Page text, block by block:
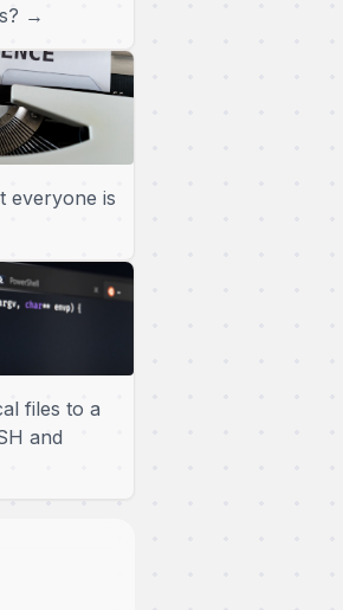
→
everyone is
files to a
and